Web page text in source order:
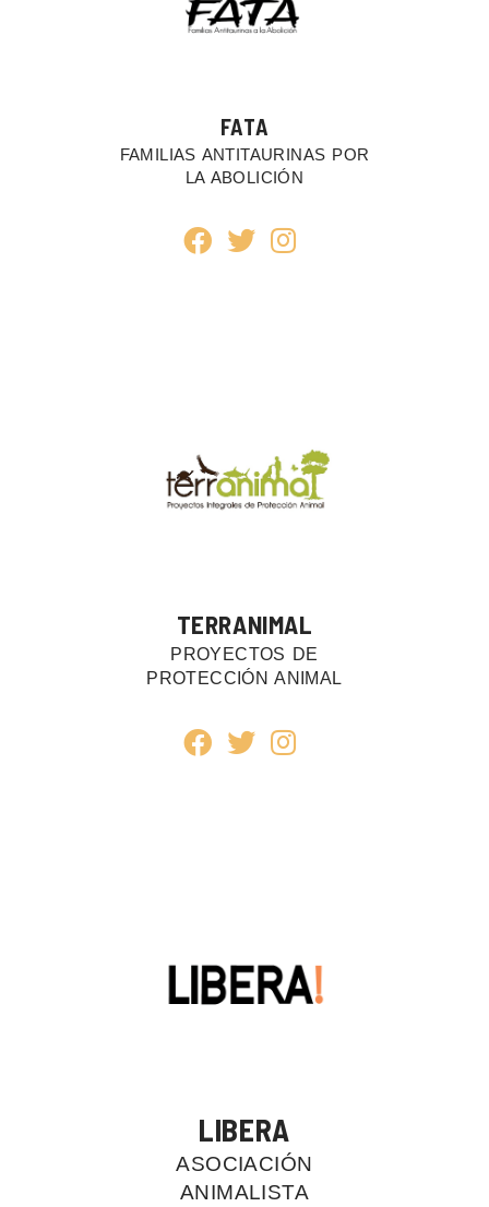
FATA
FAMILIAS ANTITAURINAS POR
LA ABOLICIÓN
TERRANIMAL
PROYECTOS DE
PROTECCIÓN ANIMAL
LIBERA
ASOCIACIÓN
ANIMALISTA